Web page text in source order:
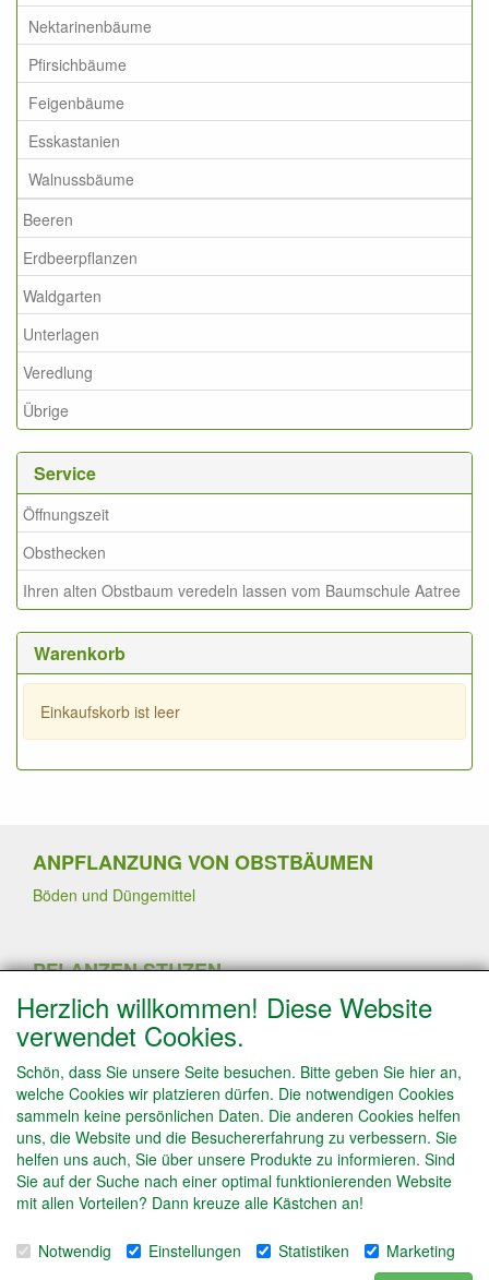
Nektarinenbäume
Pfirsichbäume
Feigenbäume
Esskastanien
Walnussbäume
Beeren
Erdbeerpflanzen
Waldgarten
Unterlagen
Veredlung
Übrige
Service
Öffnungszeit
Obsthecken
Ihren alten Obstbaum veredeln lassen vom Baumschule Aatree
Warenkorb
Einkaufskorb ist leer
ANPFLANZUNG VON OBSTBÄUMEN
Böden und Düngemittel
PFLANZEN STUZEN
Sommerschnitt
Pflanzen von Erdbeerpflanzen
Winterschnitt
Schneiden von Trauben- und Kiwipflanzen
Schneiden von Obstbäume in Spalierform
Obstbäume ausdünnen
INFO
Zahlung
Impressum/ Kontakt
Herzlich willkommen! Diese Website
verwendet Cookies.
Schön, dass Sie unsere Seite besuchen. Bitte geben Sie hier an,
welche Cookies wir platzieren dürfen. Die notwendigen Cookies
sammeln keine persönlichen Daten. Die anderen Cookies helfen
uns, die Website und die Besuchererfahrung zu verbessern. Sie
helfen uns auch, Sie über unsere Produkte zu informieren. Sind
Sie auf der Suche nach einer optimal funktionierenden Website
mit allen Vorteilen? Dann kreuze alle Kästchen an!
Notwendig Einstellungen Statistiken Marketing